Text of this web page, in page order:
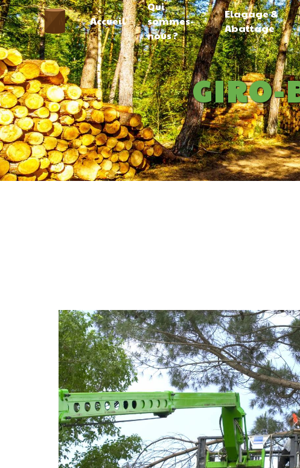
Panneau de gestion des cookies
Accueil
Qui
sommes-
nous ?
Elagage &
Abattage
GIRO-